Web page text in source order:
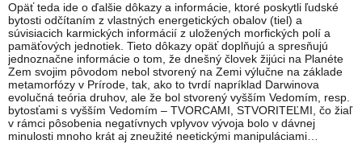
Opäť teda ide o ďalšie dôkazy a informácie, ktoré poskytli ľudské
bytosti odčítaním z vlastných energetických obalov (tiel) a
súvisiacich karmických informácií z uložených morfických polí a
pamäťových jednotiek. Tieto dôkazy opäť doplňujú a spresňujú
jednoznačne informácie o tom, že dnešný človek žijúci na Planéte
Zem svojim pôvodom nebol stvorený na Zemi výlučne na základe
metamorfózy v Prírode, tak, ako to tvrdí napríklad Darwinova
evolučná teória druhov, ale že bol stvorený vyšším Vedomím, resp.
bytosťami s vyšším Vedomím – TVORCAMI, STVORITEĽMI, čo žiaľ
v rámci pôsobenia negatívnych vplyvov vývoja bolo v dávnej
minulosti mnoho krát aj zneužité neetickými manipuláciami…